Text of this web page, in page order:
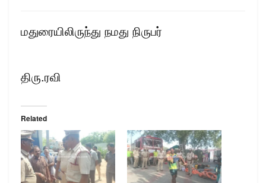
மதுரையிலிருந்து நமது நிருபர்
திரு.ரவி
Related